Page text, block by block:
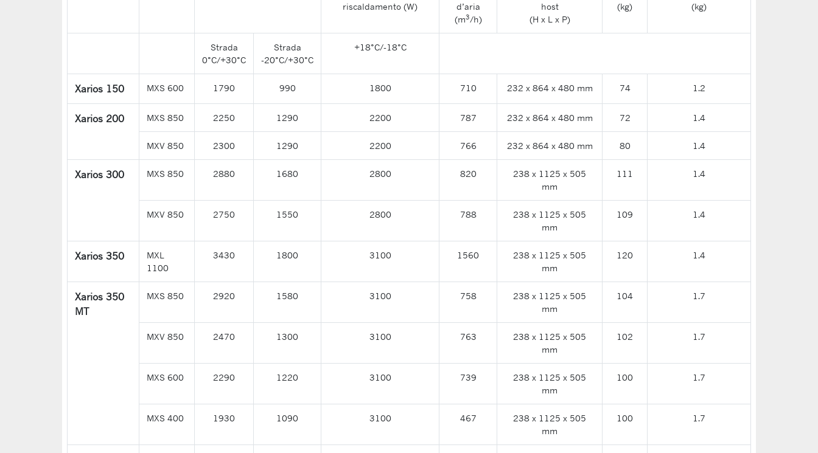
riscaldamento (W)
d’aria
(m3/h)
host
(H x L x P)
(kg)
(kg)
Strada
0°C/+30°C
Strada
-20°C/+30°C
+18°C/-18°C
Xarios 150 MXS 600 1790 990 1800 710 232 x 864 x 480 mm 74 1.2
Xarios 200 MXS 850 2250 1290 2200 787 232 x 864 x 480 mm 72 1.4
MXV 850 2300 1290 2200 766 232 x 864 x 480 mm 80 1.4
Xarios 300 MXS 850 2880 1680 2800 820
238 x 1125 x 505
mm
111 1.4
MXV 850 2750 1550 2800 788
238 x 1125 x 505
mm
109 1.4
Xarios 350
MXL
1100
3430 1800 3100 1560
238 x 1125 x 505
mm
120 1.4
Xarios 350
MT
MXS 850 2920 1580 3100 758
238 x 1125 x 505
mm
104 1.7
MXV 850 2470 1300 3100 763
238 x 1125 x 505
mm
102 1.7
MXS 600 2290 1220 3100 739
238 x 1125 x 505
mm
100 1.7
MXS 400 1930 1090 3100 467
238 x 1125 x 505
mm
100 1.7